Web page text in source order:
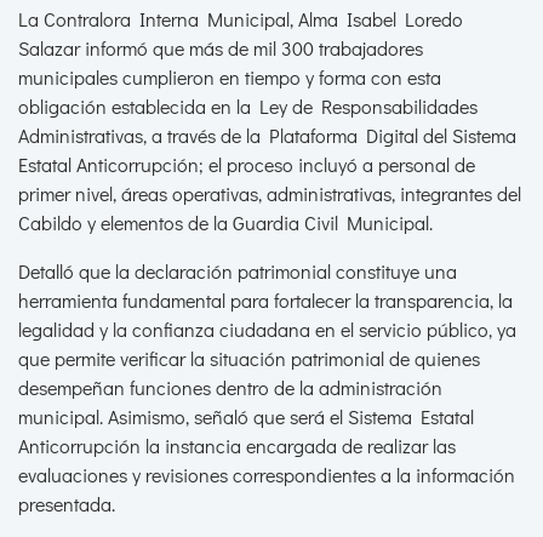
La Contralora Interna Municipal, Alma Isabel Loredo
Salazar informó que más de mil 300 trabajadores
municipales cumplieron en tiempo y forma con esta
obligación establecida en la Ley de Responsabilidades
Administrativas, a través de la Plataforma Digital del Sistema
Estatal Anticorrupción; el proceso incluyó a personal de
primer nivel, áreas operativas, administrativas, integrantes del
Cabildo y elementos de la Guardia Civil Municipal.
Detalló que la declaración patrimonial constituye una
herramienta fundamental para fortalecer la transparencia, la
legalidad y la confianza ciudadana en el servicio público, ya
que permite verificar la situación patrimonial de quienes
desempeñan funciones dentro de la administración
municipal. Asimismo, señaló que será el Sistema Estatal
Anticorrupción la instancia encargada de realizar las
evaluaciones y revisiones correspondientes a la información
presentada.